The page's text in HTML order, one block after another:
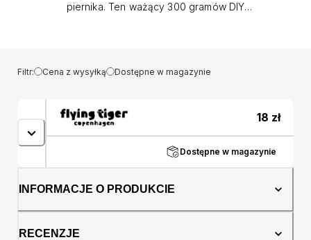
piernika. Ten ważący 300 gramów DIY
składaniem elementów z piernika i
dodawaniem własnych akcentów za pomocą
jest idealne na rodzinne spotkania lub
kreatywny projekt z przyjaciółmi. Uwaga:
produkt może zawierać śladowe ilości owsa,
jajek, mleka i migdałów. Uwolnij swoją
wyobraźnię i dodaj odrobinę nawiedzonego
temu wspaniałemu zestawowi domku z
piernika. Nie sprzedajemy żywności do
Filtr: Cena z wysyłką Dostępne w magazynie
18 zł
Dostępne w magazynie
INFORMACJE O PRODUKCIE
RECENZJE